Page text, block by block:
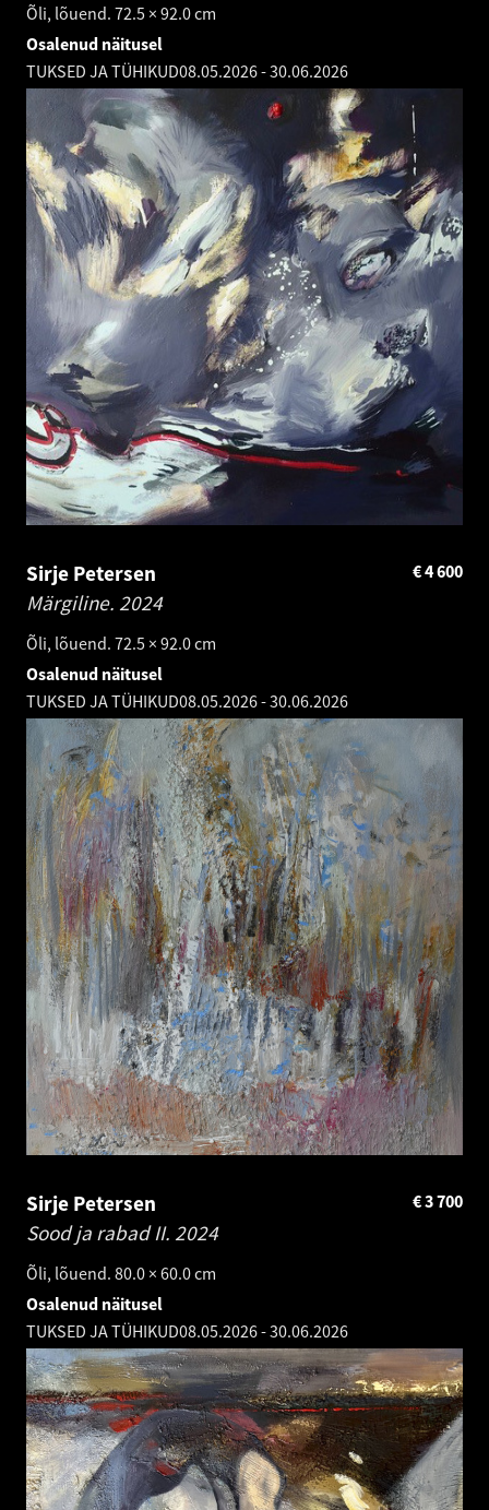
Õli, lõuend. 72.5 × 92.0 cm
Osalenud näitusel
TUKSED JA TÜHIKUD08.05.2026-30.06.2026
Sirje Petersen
Märgiline. 2024
Õli, lõuend. 72.5 × 92.0 cm
4 600
€
Osalenud näitusel
TUKSED JA TÜHIKUD08.05.2026-30.06.2026
Sirje Petersen
Sood ja rabad II. 2024
Õli, lõuend. 80.0 × 60.0 cm
3 700
€
Osalenud näitusel
TUKSED JA TÜHIKUD08.05.2026-30.06.2026